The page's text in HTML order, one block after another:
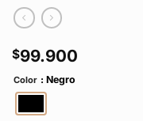
$99.900
Color : Negro